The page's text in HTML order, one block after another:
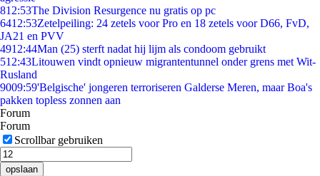
812:53The Division Resurgence nu gratis op pc
6412:53Zetelpeiling: 24 zetels voor Pro en 18 zetels voor D66, FvD,
JA21 en PVV
4912:44Man (25) sterft nadat hij lijm als condoom gebruikt
512:43Litouwen vindt opnieuw migrantentunnel onder grens met Wit-
Rusland
9009:59'Belgische' jongeren terroriseren Galderse Meren, maar Boa's
pakken topless zonnen aan
Forum
Forum
Scrollbar gebruiken
opslaan